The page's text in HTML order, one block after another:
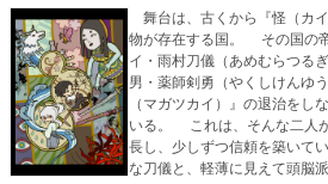
舞台は、古くから『怪（カ
物が存在する国。 その国の
イ・雨村刀儀（あめむらつる
男・薬師剣勇（やくしけんゆ
（マガツカイ）』の退治をし
いる。 これは、そんな二人
長し、少しずつ信頼を築いていく物語。 ☆無
な刀儀と、軽薄に見えて頭脳